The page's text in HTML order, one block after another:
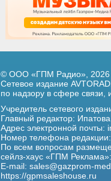
© ООО «ГПМ Радио», 2026
Сетевое издание
по надзору в сфере связи,
Учредитель сетевого
Главный редактор:
Адрес электронной почты:
Номер телефона
По всем вопросам
сейлз-хаус «ГПМ
E-mail: sales@gazprom-
https://gpmsaleshouse.ru